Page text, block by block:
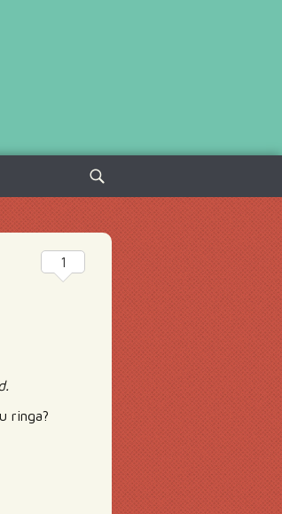
Sök
efter:
ringa?
1